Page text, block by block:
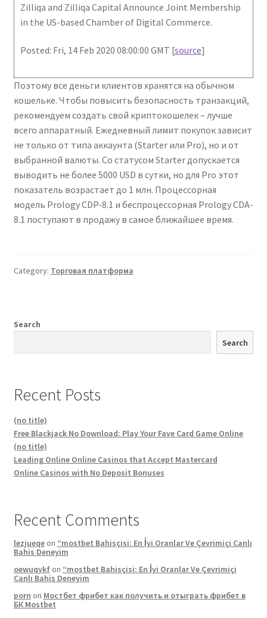
Zilliqa and Zilliqa Capital Announce Joint Membership
in the US-based Chamber of Digital Commerce.
Posted: Fri, 14 Feb 2020 08:00:00 GMT [source]
Поэтому все деньги клиентов хранятся на обычном
кошельке. Чтобы повысить безопасность транзакций,
рекомендуем создать свой криптокошелек – лучше
всего аппаратный. Ежедневный лимит покупок зависит
не только от типа аккаунта (Starter или Pro), но и от
выбранной валюты. Со статусом Starter допускается
выводить не более 5000 USD в сутки, но для Pro этот
показатель возрастает до 1 млн. Процессорная
модель Prology CDP-8.1 и беспроцессорная Prology CDA-
8.1 поступают в продажу в самое ближайшее время.
Category: Торговая платформа
Search
Search
Recent Posts
(no title)
Free Blackjack No Download: Play Your Fave Card Game Online
(no title)
Leading Online Online Casinos that Accept Mastercard
Online Casinos with No Deposit Bonuses
Recent Comments
lezjueqeon “mostbet Bahisçisi: En İyi Oranlar Ve Çevrimiçi Canlı
Bahis Deneyim
oewuqykfon “mostbet Bahisçisi: En İyi Oranlar Ve Çevrimiçi
Canlı Bahis Deneyim
porn on Мостбет фрибет как получить и отыграть фрибет в
БК Mostbet